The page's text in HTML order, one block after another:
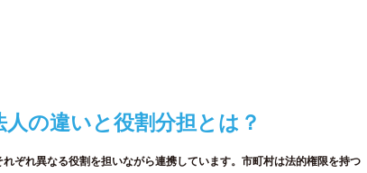
人の違いと役割分担とは？
ぞれ異なる役割を担いながら連携しています。市町村は法的権限を持つ